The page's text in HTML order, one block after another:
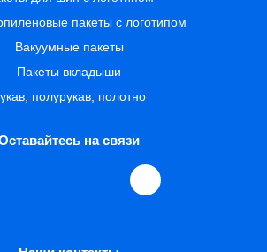
пакеты с логотипом
Вакуумные пакеты
Пакеты вкладыши
полурукав, полотно
на связи